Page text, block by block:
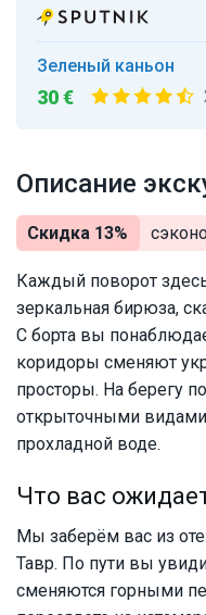
Описание
Скидка 13%
Каждый поворот
зеркальная бирюза,
С борта вы
коридоры сменяют
просторы. На берегу
открыточными
прохладной воде.
Что вас
Мы заберём вас из
Тавр. По пути вы
сменяются горными
Зеленый каньон
30 €